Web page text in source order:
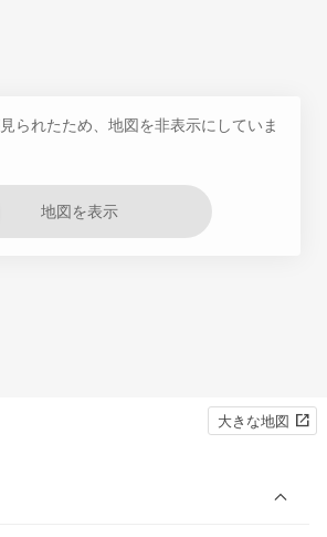
られたため、地図を非表示にしていま
地図を表示
大きな地図